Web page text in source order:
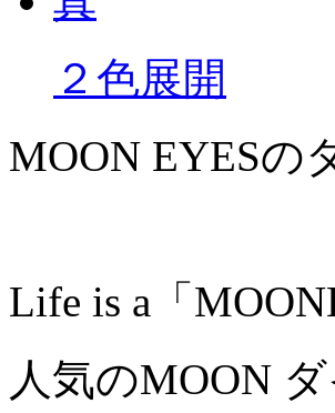
２色展開
MOON EYESの
Life is a「
人気のMOON